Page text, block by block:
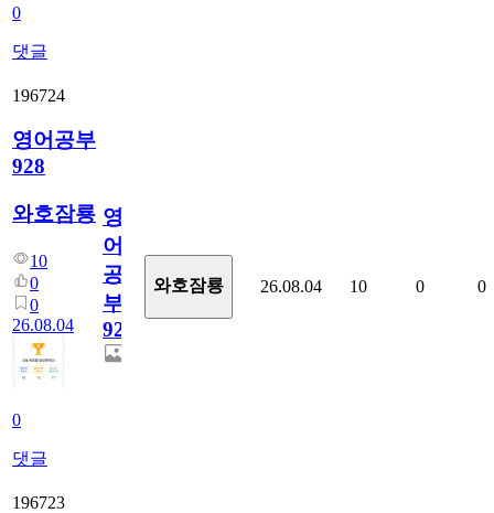
0
댓글
196724
영어공부
928
와호잠룡
10
0
0
26.08.04
0
댓글
영
어
공
부
928
와호잠룡 26.08.04 10 0 0
196723